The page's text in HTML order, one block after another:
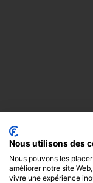
Nous utilisons des
Nous pouvons les
améliorer notre site
vivre une expérience